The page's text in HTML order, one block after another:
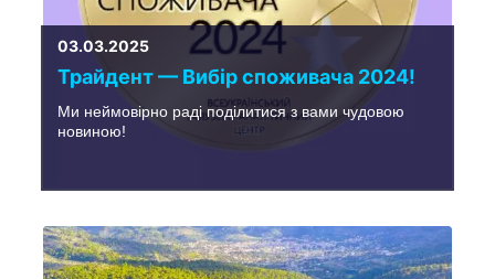
03.03.2025
Трайдент — Вибір споживача 2024!
Ми неймовірно раді поділитися з вами чудовою
новиною!